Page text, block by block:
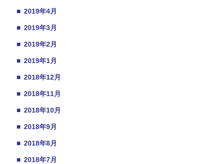
■ 2019年4月
■ 2019年3月
■ 2019年2月
■ 2019年1月
■ 2018年12月
■ 2018年11月
■ 2018年10月
■ 2018年9月
■ 2018年8月
■ 2018年7月